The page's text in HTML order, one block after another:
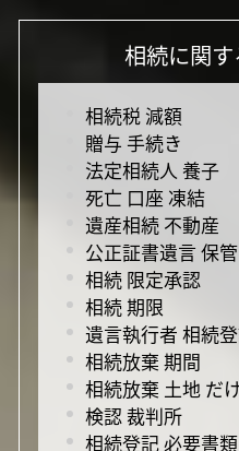
相続に関
相続税 減額
贈与 手続き
法定相続人 養子
死亡 口座 凍結
遺産相続 不動産
公正証書遺言 保管
相続 限定承認
相続 期限
遺言執行者 相続
相続放棄 期間
相続放棄 土地 だ
検認 裁判所
相続登記 必要書